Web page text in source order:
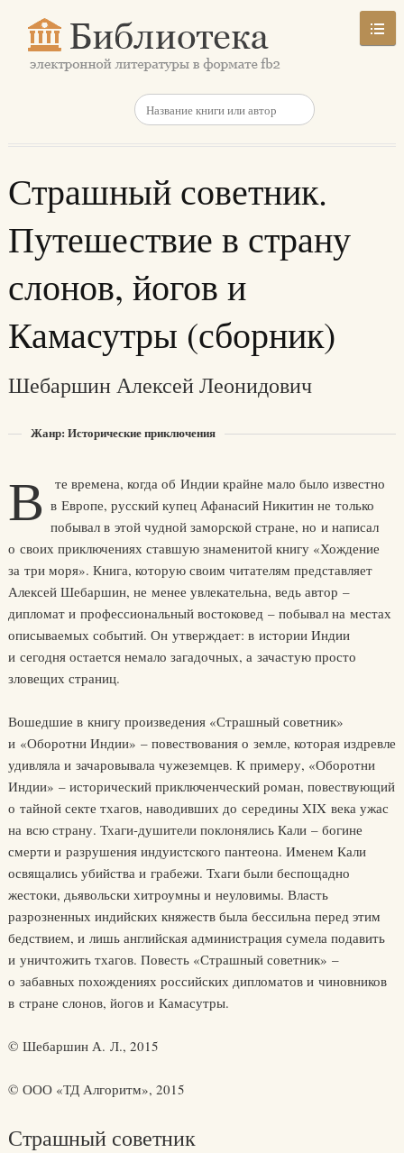
Страшный советник.
Путешествие в страну
слонов, йогов и
Камасутры (сборник)
Шебаршин Алексей Леонидович
Жанр: Исторические приключения
В
те времена, когда об Индии крайне мало было известно
в Европе, русский купец Афанасий Никитин не только
побывал в этой чудной заморской стране, но и написал
о своих приключениях ставшую знаменитой книгу «Хождение
за три моря». Книга, которую своим читателям представляет
Алексей Шебаршин, не менее увлекательна, ведь автор –
дипломат и профессиональный востоковед – побывал на местах
описываемых событий. Он утверждает: в истории Индии
и сегодня остается немало загадочных, а зачастую просто
зловещих страниц.
Вошедшие в книгу произведения «Страшный советник»
и «Оборотни Индии» – повествования о земле, которая издревле
удивляла и зачаровывала чужеземцев. К примеру, «Оборотни
Индии» – исторический приключенческий роман, повествующий
о тайной секте тхагов, наводивших до середины XIX века ужас
на всю страну. Тхаги-душители поклонялись Кали – богине
смерти и разрушения индуистского пантеона. Именем Кали
освящались убийства и грабежи. Тхаги были беспощадно
жестоки, дьявольски хитроумны и неуловимы. Власть
разрозненных индийских княжеств была бессильна перед этим
бедствием, и лишь английская администрация сумела подавить
и уничтожить тхагов. Повесть «Страшный советник» –
о забавных похождениях российских дипломатов и чиновников
в стране слонов, йогов и Камасутры.
© Шебаршин А. Л., 2015
© ООО «ТД Алгоритм», 2015
Страшный советник